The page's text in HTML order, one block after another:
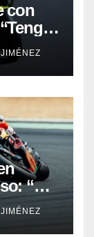
con
“No
del